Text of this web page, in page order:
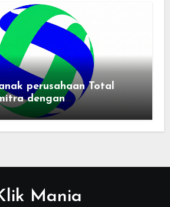
perusahaan Total
dengan
untuk mempercepat
Indonesia — raksasa
Mania